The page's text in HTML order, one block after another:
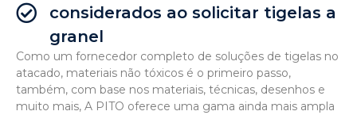
considerados ao solicitar tigelas a
granel
Como um fornecedor completo de soluções de tigelas no
atacado, materiais não tóxicos é o primeiro passo,
também, com base nos materiais, técnicas, desenhos e
muito mais, A PITO oferece uma gama ainda mais ampla